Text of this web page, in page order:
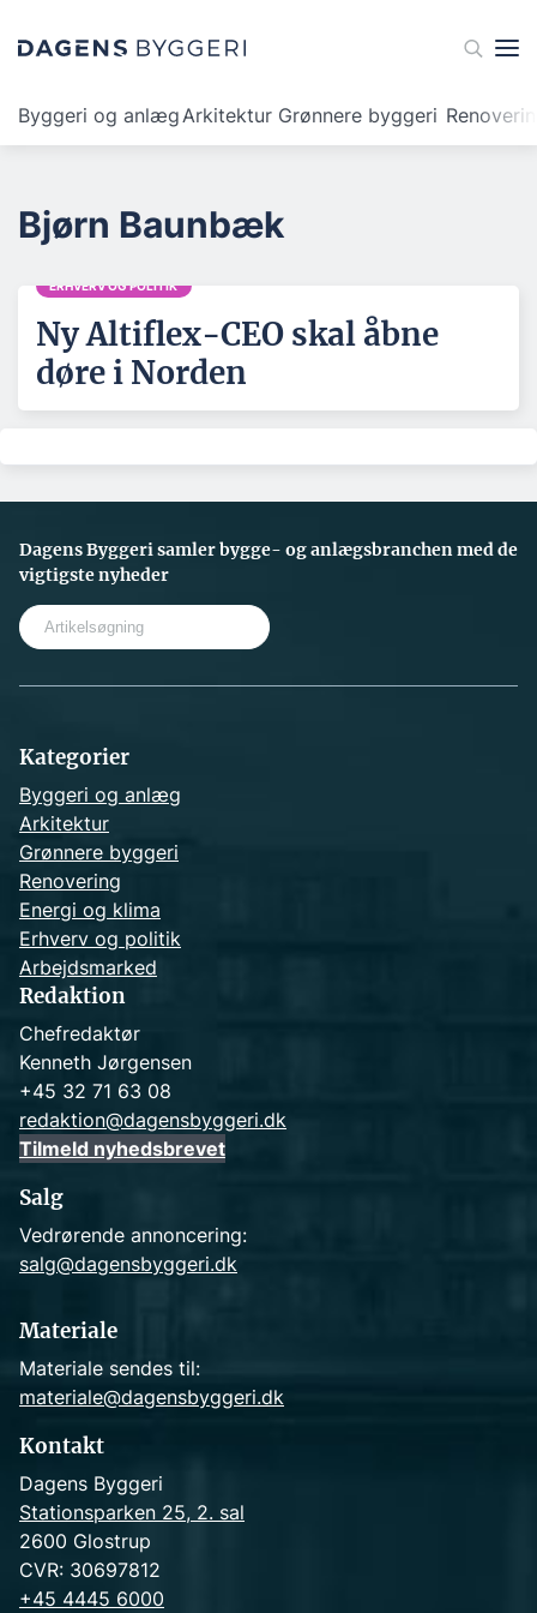
Byggeri og anlægArkitektur Grønnere byggeri
Bjørn Baunbæk
ERHVERV OG POLITIK
Ny Altiflex-CEO skal åbne
døre i Norden
Dagens Byggeri samler bygge- og anlægsbranchen med de
vigtigste nyheder
Kategorier
Byggeri og anlæg
Arkitektur
Grønnere byggeri
Renovering
Energi og klima
Erhverv og politik
Arbejdsmarked
Redaktion
Chefredaktør
Kenneth Jørgensen
+45 32 71 63 08
redaktion@dagensbyggeri.dk
Tilmeld nyhedsbrevet
Salg
Vedrørende annoncering:
salg@dagensbyggeri.dk
Materiale
Materiale sendes til:
materiale@dagensbyggeri.dk
Kontakt
Dagens Byggeri
Stationsparken 25, 2. sal
2600 Glostrup
CVR: 30697812
+45 4445 6000